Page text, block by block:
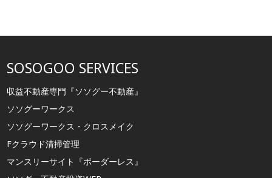
SOSOGOO SERVICES
収益不動産専門『ソソグー不動産』
ソソグーワークス
ソソグーワークス・クロスメイク
Fクラウド清掃管理
マンスリーサイト『ボーダーレス』